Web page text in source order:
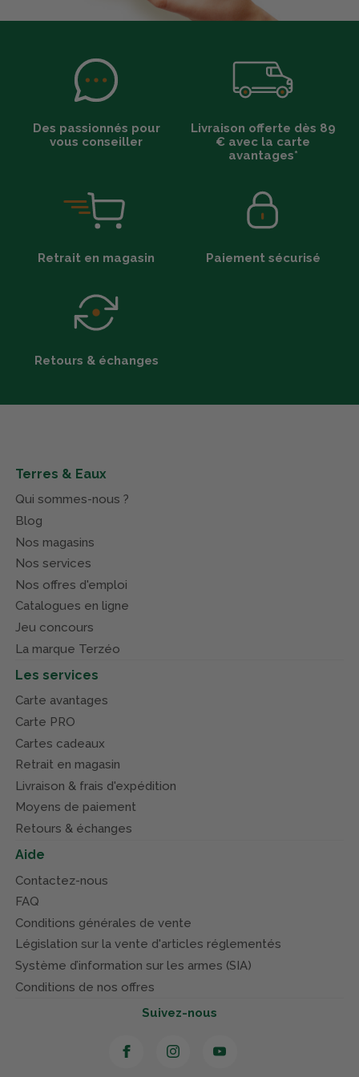
Des passionnés pour
vous conseiller
Livraison offerte dès 89
€ avec la carte
avantages*
Retrait en magasin Paiement sécurisé
Retours & échanges
Terres & Eaux
Qui sommes-nous ?
Blog
Nos magasins
Nos services
Nos offres d'emploi
Catalogues en ligne
Jeu concours
La marque Terzéo
Les services
Carte avantages
Carte PRO
Cartes cadeaux
Retrait en magasin
Livraison & frais d'expédition
Moyens de paiement
Retours & échanges
Aide
Contactez-nous
FAQ
Conditions générales de vente
Législation sur la vente d'articles réglementés
Système d’information sur les armes (SIA)
Conditions de nos offres
Suivez-nous